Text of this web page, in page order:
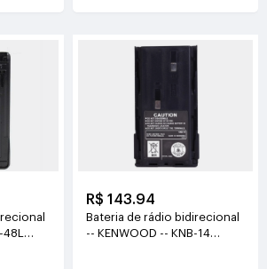
R$ 143.94
Bateria de rádio bidirecional
-- KENWOOD -- KNB-14